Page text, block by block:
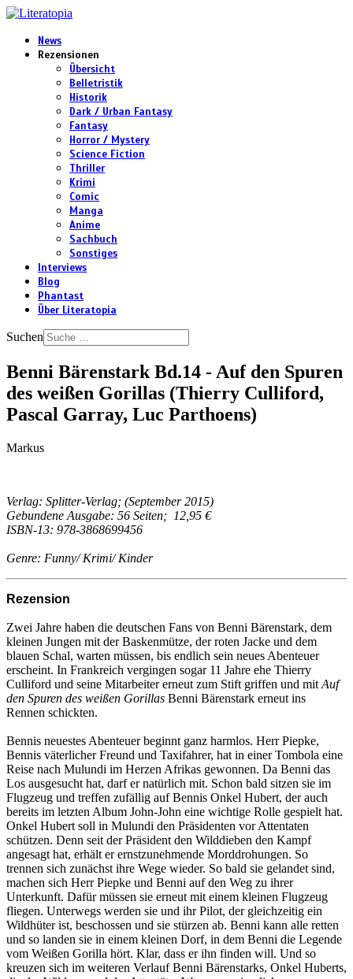
News
Rezensionen
Übersicht
Belletristik
Historik
Dark / Urban Fantasy
Fantasy
Horror / Mystery
Science Fiction
Thriller
Krimi
Comic
Manga
Anime
Sachbuch
Sonstiges
Interviews
Blog
Phantast
Über Literatopia
Suchen
Benni Bärenstark Bd.14 - Auf den Spuren
des weißen Gorillas (Thierry Culliford,
Pascal Garray, Luc Parthoens)
Markus
Verlag: Splitter-Verlag; (September 2015)
Gebundene Ausgabe: 56 Seiten; 12,95 €
ISBN-13: 978-3868699456
Genre: Funny/ Krimi/ Kinder
Rezension
Zwei Jahre haben die deutschen Fans von Benni Bärenstark, dem
kleinen Jungen mit der Baskenmütze, der roten Jacke und dem
blauen Schal, warten müssen, bis endlich sein neues Abenteuer
erscheint. In Frankreich vergingen sogar 11 Jahre ehe Thierry
Culliford und seine Mitarbeiter erneut zum Stift griffen und mit Auf
den Spuren des weißen Gorillas Benni Bärenstark erneut ins
Rennen schickten.
Bennis neuestes Abenteuer beginnt ganz harmlos. Herr Piepke,
Bennis väterlicher Freund und Taxifahrer, hat in einer Tombola eine
Reise nach Mulundi im Herzen Afrikas gewonnen. Da Benni das
Los ausgesucht hat, darf er natürlich mit. Schon bald sitzen sie im
Flugzeug und treffen zufällig auf Bennis Onkel Hubert, der auch
bereits im letzten Album John-John eine wichtige Rolle gespielt hat.
Onkel Hubert soll in Mulundi den Präsidenten vor Attentaten
schützen. Denn seit der Präsident den Wilddieben den Kampf
angesagt hat, erhält er ernstzunehmende Morddrohungen. So
trennen sich zunächst ihre Wege wieder. So bald sie gelandet sind,
machen sich Herr Piepke und Benni auf den Weg zu ihrer
Unterkunft. Dafür müssen sie erneut mit einem kleinen Flugzeug
fliegen. Unterwegs werden sie und ihr Pilot, der gleichzeitig ein
Wildhüter ist, beschossen und sie stürzen ab. Benni kann alle retten
und so landen sie in einem kleinen Dorf, in dem Benni die Legende
vom Weißen Gorilla hört. Klar, dass er ihn finden will. Und so
kreuzen sich im weiteren Verlauf Benni Bärenstarks, Onkel Huberts,